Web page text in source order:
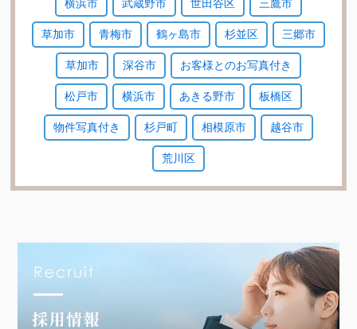
草加市 青梅市 鶴ヶ島市 杉並区 三郷市
草加市 深谷市 お客様とのお写真付き
松戸市 横浜市 あきる野市 板橋区
物件写真付き 杉戸町 相模原市 越谷市
荒川区